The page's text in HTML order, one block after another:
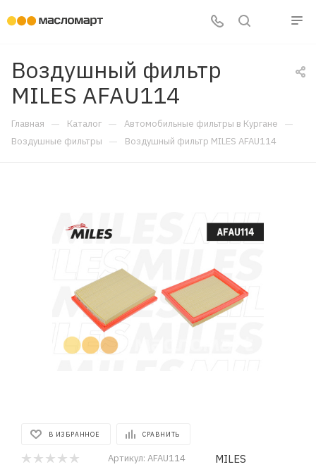
Воздушный фильтр
MILES AFAU114
Главная — Каталог — Автомобильные фильтры в Кургане —
Воздушные фильтры — Воздушный фильтр MILES AFAU114
В ИЗБРАННОЕ СРАВНИТЬ
Артикул: AFAU114 MILES